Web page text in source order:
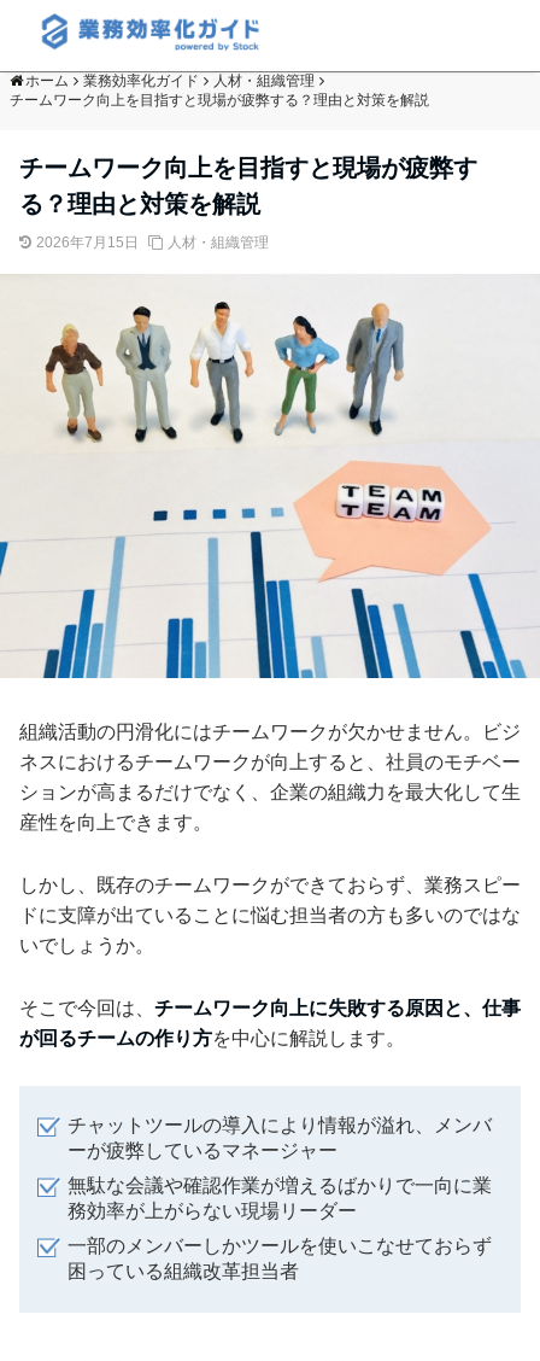
ホーム 業務効率化ガイド
人材・組織管理
チームワーク向上を目指すと現場が疲弊する？理由と対策を解説
チームワーク向上を目指すと現場が疲弊す
る？理由と対策を解説
2026年7月15日 人材・組織管理
組織活動の円滑化にはチームワークが欠かせません。ビジ
ネスにおけるチームワークが向上すると、社員のモチベー
ションが高まるだけでなく、企業の組織力を最大化して生
産性を向上できます。
しかし、既存のチームワークができておらず、業務スピー
ドに支障が出ていることに悩む担当者の方も多いのではな
いでしょうか。
そこで今回は、 チームワーク向上に失敗する原因と、仕事
が回るチームの作り方を中心に解説します。
チャットツールの導入により情報が溢れ、メンバ
ーが疲弊しているマネージャー
無駄な会議や確認作業が増えるばかりで一向に業
務効率が上がらない現場リーダー
一部のメンバーしかツールを使いこなせておらず
困っている組織改革担当者